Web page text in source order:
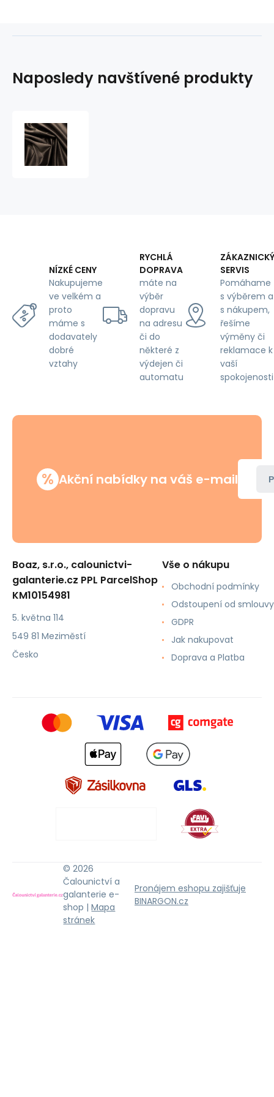
Naposledy navštívené produkty
NÍZKÉ CENY
Nakupujeme
ve velkém a
proto
máme s
dodavately
dobré
vztahy
RYCHLÁ
DOPRAVA
máte na
výběr
dopravu
na adresu
či do
některé z
výdejen či
automatu
ZÁKAZNICKÝ
SERVIS
Pomáhame
s výběrem a
s nákupem,
řešíme
výměny či
reklamace k
vaší
spokojenosti
% Akční nabídky na váš e-mail
Boaz, s.r.o., calounictvi-
galanterie.cz PPL ParcelShop
KM10154981
5. května 114
549 81 Meziměstí
Česko
Vše o nákupu
Obchodní podmínky
Odstoupení od smlouvy
GDPR
Jak nakupovat
Doprava a Platba
© 2026
Čalounictví a
galanterie e-
shop |Mapa
stránek
Pronájem eshopu zajišťuje
BINARGON.cz